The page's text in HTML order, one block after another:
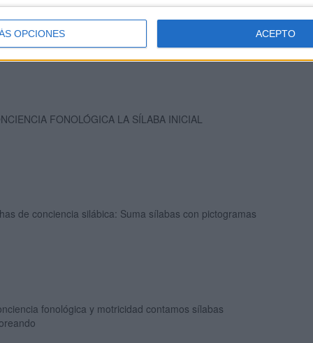
OPCIONES ACEPTO
FONOLÓGICA LA SÍLABA INICIAL
de conciencia silábica: Suma sílabas con pictogramas
fonológica y motricidad contamos sílabas